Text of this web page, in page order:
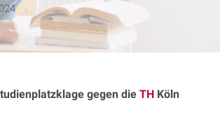
gegen dieTH Köln